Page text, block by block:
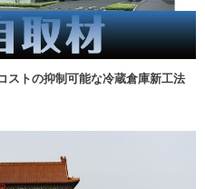
ストの抑制可能な冷蔵倉庫新工法